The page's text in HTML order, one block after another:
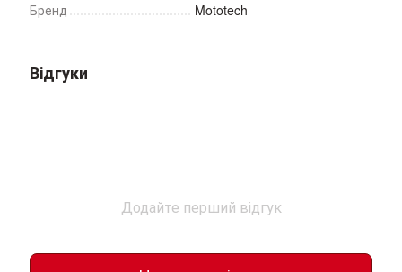
Бренд
Mototech
Відгуки
Додайте перший відгук